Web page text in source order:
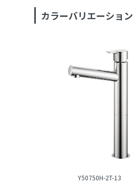
カラーバリエーション
Y50750H-2T-13